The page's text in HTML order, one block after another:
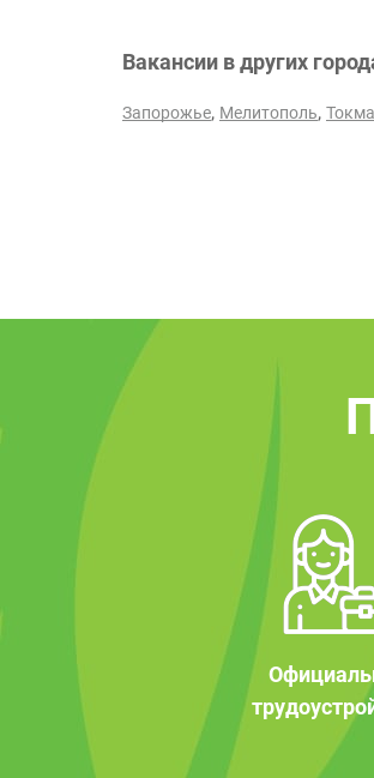
Вакансии в других
Запорожье, Мелитополь,